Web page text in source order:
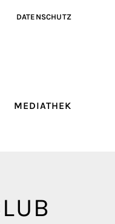
DATENSCHUTZ
MEDIATHEK